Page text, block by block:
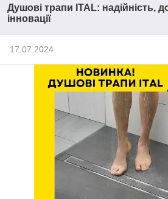
Душові трапи ITAL: надійність,
інновації
17.07.2024